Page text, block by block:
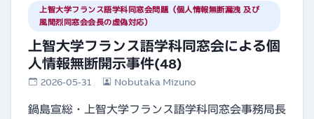
上智大学フランス語学科同窓会問題（個人情報無断漏洩 及び
風間烈同窓会会長の虚偽対応）
上智大学フランス語学科同窓会による個
人情報無断開示事件(48)
2026-05-31 Nobutaka Mizuno
鍋島宣総・上智大学フランス語学科同窓会事務局長